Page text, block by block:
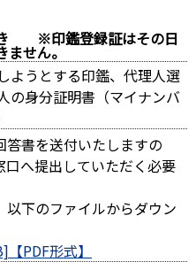
き ※印鑑登録証はその日
ません。
うとする印鑑、代理人選
の身分証明書（マイナンバ
書を送付いたしますの
へ提出していただく必要
下のファイルからダウン